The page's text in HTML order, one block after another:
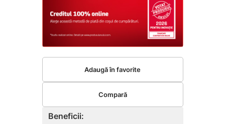
Beneficii:
Adaugă în favorite
Compară